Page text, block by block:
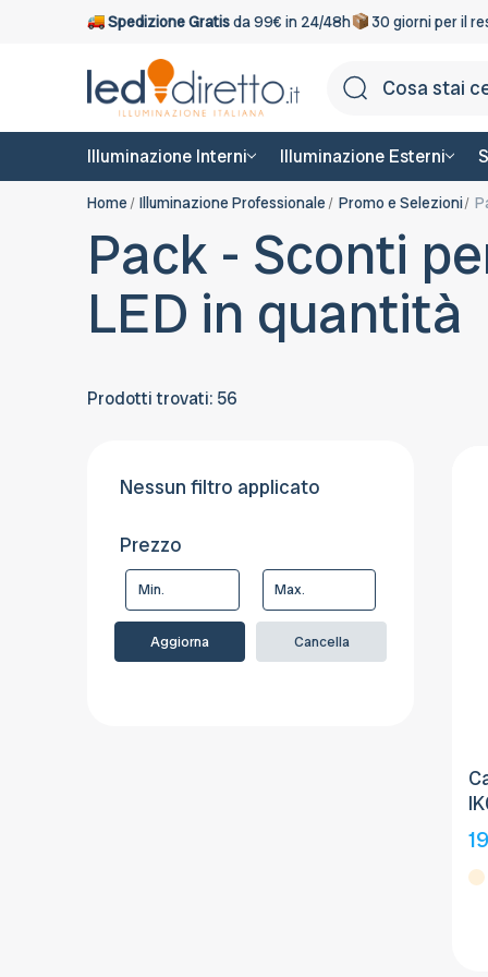
Spedizione Gratisda 99€ in 24/48h 30 giorni per il
Illuminazione Interni Illuminazione Esterni
Home Illuminazione Professionale Promo e Selezioni
Pack - Sconti
LED in quantità
Prodotti trovati: 56
Nessun filtro applicato
Prezzo
Aggiorna Cancella